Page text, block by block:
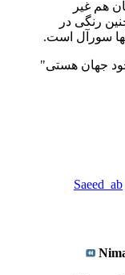
هم غیر
رنگی در
سورآل است.
جهان هستی"
Saeed_ab